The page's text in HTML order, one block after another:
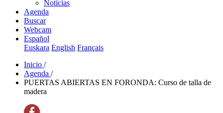
Noticias
Agenda
Buscar
Webcam
Español
Euskara English Français
Inicio /
Agenda /
PUERTAS ABIERTAS EN FORONDA: Curso de talla de
madera